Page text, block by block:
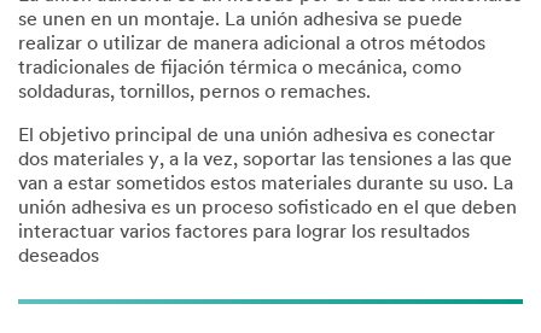
se unen en un montaje. La unión adhesiva se puede
realizar o utilizar de manera adicional a otros métodos
tradicionales de fijación térmica o mecánica, como
soldaduras, tornillos, pernos o remaches.
El objetivo principal de una unión adhesiva es conectar
dos materiales y, a la vez, soportar las tensiones a las que
van a estar sometidos estos materiales durante su uso. La
unión adhesiva es un proceso sofisticado en el que deben
interactuar varios factores para lograr los resultados
deseados